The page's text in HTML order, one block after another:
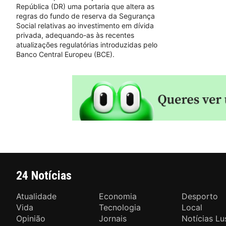
República (DR) uma portaria que altera as
regras do fundo de reserva da Segurança
Social relativas ao investimento em dívida
privada, adequando-as às recentes
atualizações regulatórias introduzidas pelo
Banco Central Europeu (BCE).
24 Notícias
Atualidade Economia
Desporto
Vida
Tecnologia
Local
Opinião
Jornais Notícias